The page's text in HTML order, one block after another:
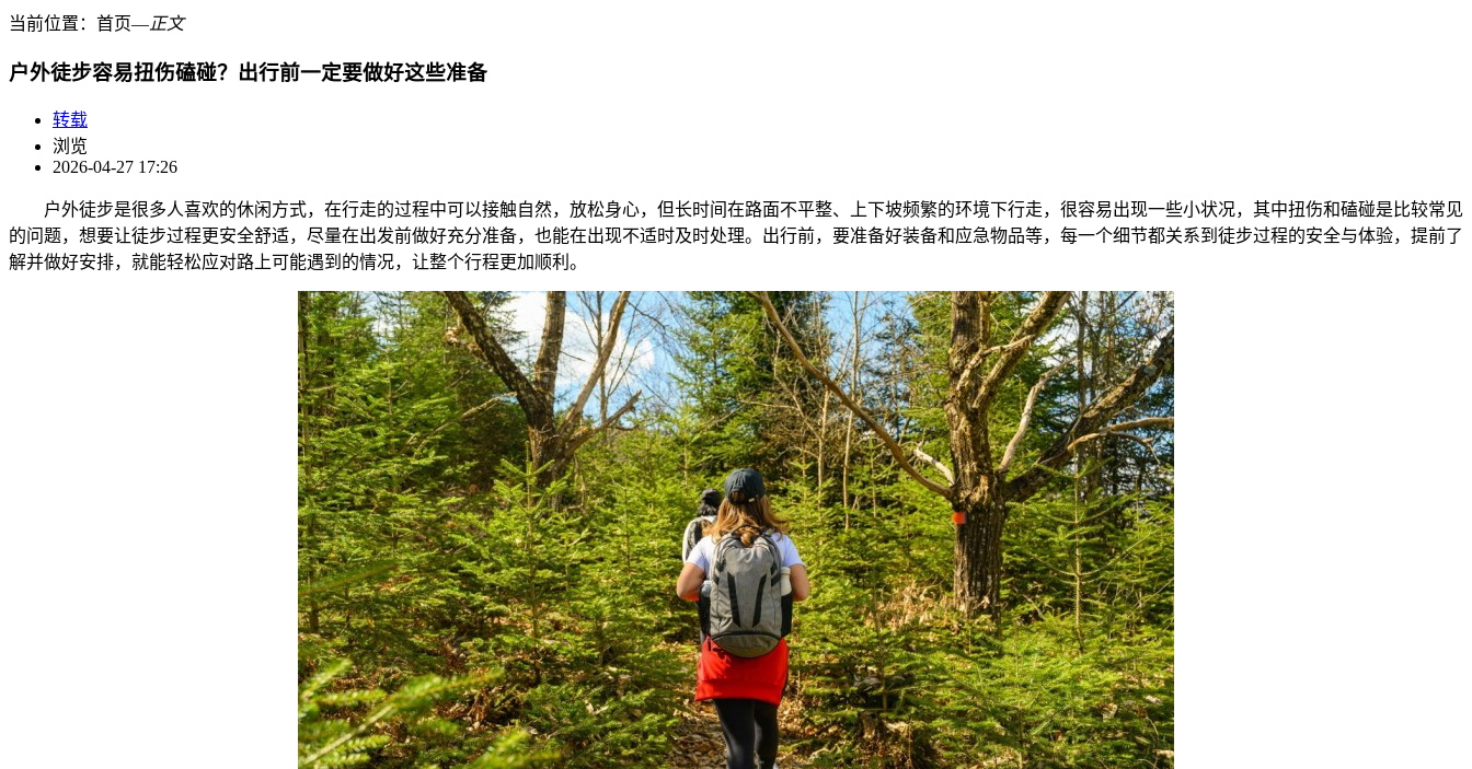
当前位置： 首页―正文
户外徒步容易扭伤磕碰？出行前一定要做好这些准备
转载
浏览
2026-04-27 17:26
户外徒步是很多人喜欢的休闲方式，在行走的过程中可以接触自然，放松身心，但长时间在路面不平整、上下坡频繁的环境下行走，很容易出现一些小状况，其中扭伤和磕碰是比较常见
的问题，想要让徒步过程更安全舒适，尽量在出发前做好充分准备，也能在出现不适时及时处理。出行前，要准备好装备和应急物品等，每一个细节都关系到徒步过程的安全与体验，提前了
解并做好安排，就能轻松应对路上可能遇到的情况，让整个行程更加顺利。